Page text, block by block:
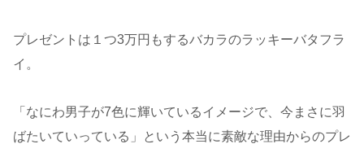
プレゼントは１つ3万円もするバカラのラッキーバタフラ
イ。
「なにわ男子が7色に輝いているイメージで、今まさに羽
ばたいていっている」という本当に素敵な理由からのプレ